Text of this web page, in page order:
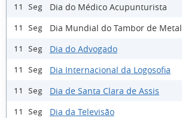
11 Seg Dia do Médico Acupunturista
11 Seg Dia Mundial do Tambor de Metal
11 Seg Dia do Advogado
11 Seg Dia Internacional da Logosofia
11 Seg Dia de Santa Clara de Assis
11 Seg Dia da Televisão